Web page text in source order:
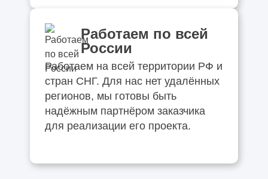
Работаем по всей
России
Работаем на всей территории РФ и
стран СНГ. Для нас нет удалённых
регионов, мы готовы быть
надёжным партнёром заказчика
для реализации его проекта.